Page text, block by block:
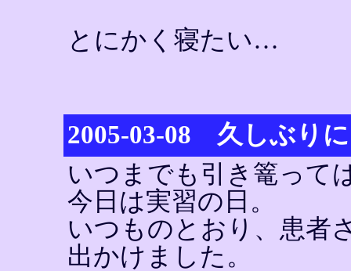
とにかく寝たい…
2005-03-08 久しぶり
いつまでも引き篭って
今日は実習の日。
いつものとおり、患者
出かけました。